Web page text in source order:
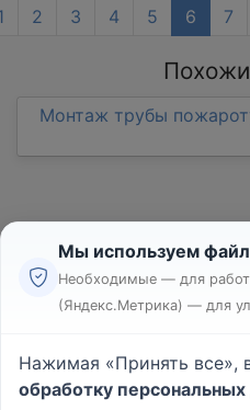
2 3 4 5 6 7
Монтаж трубы
Политика
Мы используем
Необходимые — для
(Яндекс.Метрика) — для
Нажимая «Принять все»,
обработку